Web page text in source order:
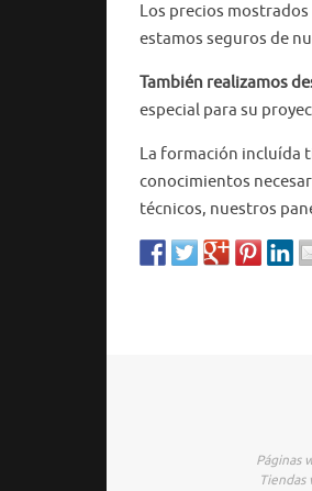
Los precios mostrados
estamos seguros de
También realizamos
especial para su
La formación incluída
conocimientos
técnicos, nuestros
Páginas